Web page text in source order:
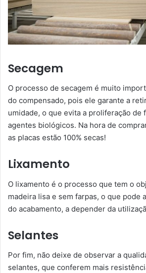
Secagem
O processo de secagem é muito
do compensado, pois ele garante a
umidade, o que evita a proliferação de
agentes biológicos. Na hora de
as placas estão 100% secas!
Lixamento
O lixamento é o processo que tem o
madeira lisa e sem farpas, o que pode
do acabamento, a depender da
Selantes
Por fim, não deixe de observar a
selantes, que conferem mais